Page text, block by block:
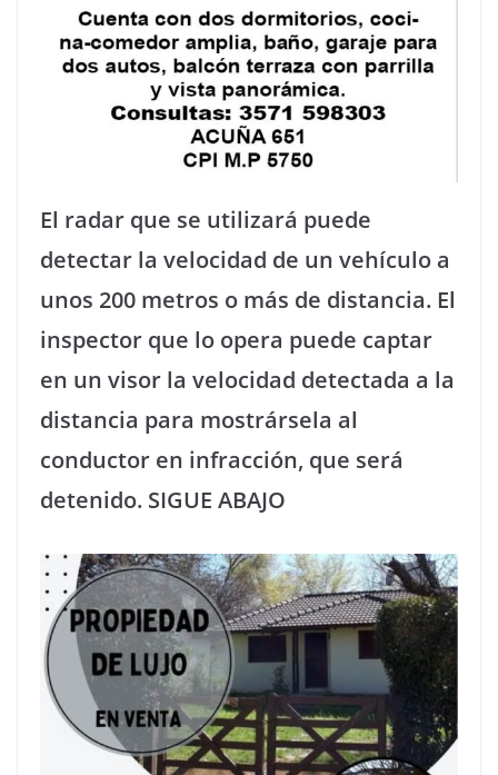
El radar que se utilizará puede
detectar la velocidad de un vehículo a
unos 200 metros o más de distancia. El
inspector que lo opera puede captar
en un visor la velocidad detectada a la
distancia para mostrársela al
conductor en infracción, que será
detenido. SIGUE ABAJO